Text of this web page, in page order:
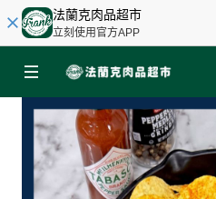
法蘭克肉品超市
立刻使用官方APP